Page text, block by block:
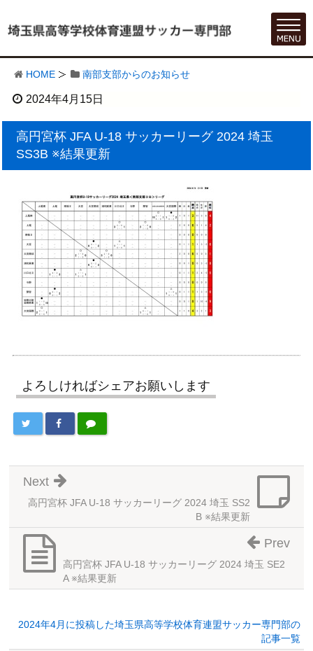
HOME 南部支部からのお知らせ
2024年4月15日
高円宮杯 JFA U-18 サッカーリーグ 2024 埼玉
SS3B ※結果更新
よろしければシェアお願いします
高円宮杯 JFA U-18 サッカーリーグ 2024 埼玉 SS2
B ※結果更新
Next
高円宮杯 JFA U-18 サッカーリーグ 2024 埼玉 SE2
A ※結果更新
Prev
2024年4月に投稿した埼玉県高等学校体育連盟サッカー専門部の
記事一覧